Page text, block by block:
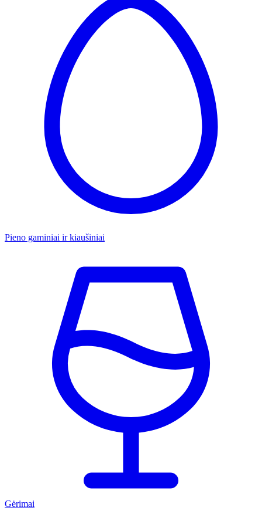
Pieno gaminiai ir kiaušiniai
Gėrimai